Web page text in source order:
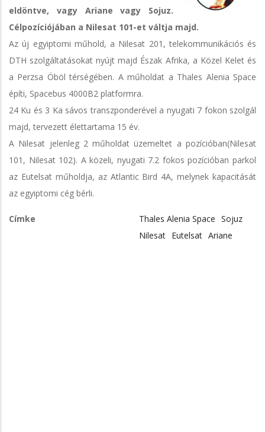
eldöntve, vagy Ariane vagy Sojuz.
Célpozíciójában a Nilesat 101-et váltja majd.
Az új egyiptomi műhold, a Nilesat 201, telekommunikációs és
DTH szolgáltatásokat nyújt majd Észak Afrika, a Közel Kelet és
a Perzsa Öböl térségében. A műholdat a Thales Alenia Space
építi, Spacebus 4000B2 platformra.
24 Ku és 3 Ka sávos transzponderével a nyugati 7 fokon szolgál
majd, tervezett élettartama 15 év.
A Nilesat jelenleg 2 műholdat üzemeltet a pozícióban(Nilesat
101, Nilesat 102). A közeli, nyugati 7.2 fokos pozícióban parkol
az Eutelsat műholdja, az Atlantic Bird 4A, melynek kapacitását
az egyiptomi cég bérli.
Címke Thales Alenia Space Sojuz
Nilesat Eutelsat Ariane